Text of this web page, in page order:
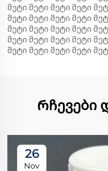
მეტი მეტი მეტი მეტი
მეტი მეტი მეტი მეტი
მეტი მეტი მეტი მეტი
მეტი მეტი მეტი მეტი
მეტი მეტი მეტი მეტი
Რჩევები
26
Nov